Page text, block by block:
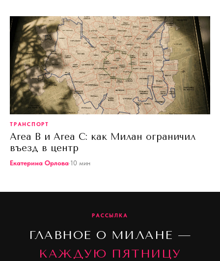
ТРАНСПОРТ
Area B и Area C: как Милан ограничил
въезд в центр
Екатерина Орлова·10 мин
РАССЫЛКА
ГЛАВНОЕ О МИЛАНЕ —
КАЖДУЮ ПЯТНИЦУ